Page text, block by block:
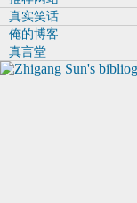
真实笑话
俺的博客
真言堂